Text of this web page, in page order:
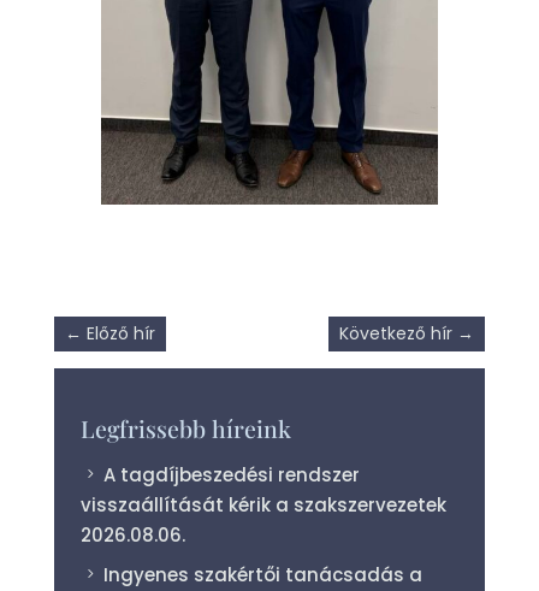
← Előző hír Következő hír →
Legfrissebb híreink
A tagdíjbeszedési rendszer
visszaállítását kérik a szakszervezetek
2026.08.06.
Ingyenes szakértői tanácsadás a